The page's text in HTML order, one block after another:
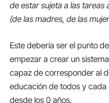
de estar sujeta a las tareas
(de las madres, de las
Este debería ser el punto
empezar a crear un
capaz de corresponder al
educación de todos y cada
desde los 0 años.